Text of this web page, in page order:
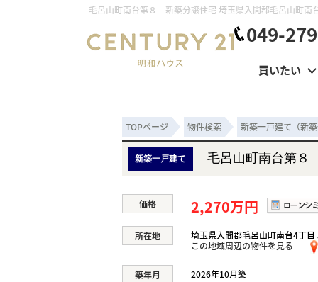
049-
買いたい
TOPページ 物件検索 新築一戸建て（新
新築一戸建て 毛呂山町南台第
価格 2,270万円
所在地
埼玉県入間郡毛呂山町南台4丁目
この地域周辺の物件を見る
築年月 2026年10月築